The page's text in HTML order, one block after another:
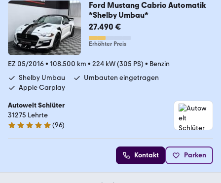
Ford Mustang Cabrio Automatik
*Shelby Umbau*
27.490 €
Erhöhter Preis
EZ 05/2016• 108.500 km • 224 kW (305 PS) • Benzin
Shelby Umbau
Umbauten eingetragen
Apple Carplay
Autowelt Schlüter
31275 Lehrte
4.9 Sterne
(96)
Kontakt Parken